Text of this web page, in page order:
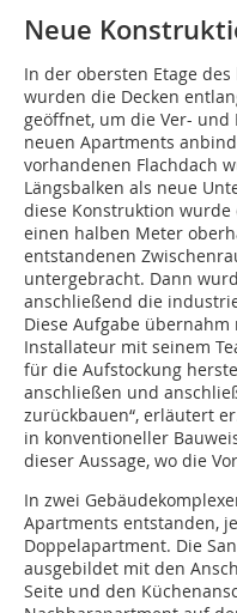
Neue
In der obersten Etage
wurden die Decken
geöffnet, um die Ver-
neuen Apartments
vorhandenen Flachdach
Längsbalken als neue
diese Konstruktion
einen halben Meter
entstandenen
untergebracht. Dann
anschließend die
Diese Aufgabe
Installateur mit seinem
für die Aufstockung
anschließen und
zurückbauen“, erläutert
in konventioneller
dieser Aussage, wo die
In zwei
Apartments entstanden,
Doppelapartment. Die
ausgebildet mit den
Seite und den